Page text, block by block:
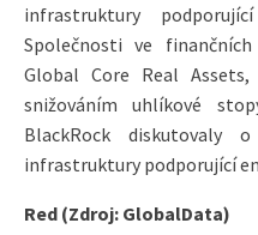
infrastruktury
Společnosti ve
Global Core Real
snižováním uhlíkové
BlackRock diskutovaly
infrastruktury podporující
Red (Zdroj: GlobalData)